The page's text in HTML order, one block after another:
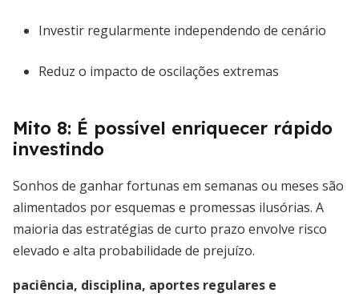
Investir regularmente independendo de cenário
Reduz o impacto de oscilações extremas
Mito 8: É possível enriquecer rápido
investindo
Sonhos de ganhar fortunas em semanas ou meses são
alimentados por esquemas e promessas ilusórias. A
maioria das estratégias de curto prazo envolve risco
elevado e alta probabilidade de prejuízo.
paciência, disciplina, aportes regulares e